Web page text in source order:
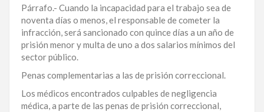
Párrafo.- Cuando la incapacidad para el trabajo sea de
noventa días o menos, el responsable de cometer la
infracción, será sancionado con quince días a un año de
prisión menor y multa de uno a dos salarios mínimos del
sector público.
Penas complementarias a las de prisión correccional.
Los médicos encontrados culpables de negligencia
médica, a parte de las penas de prisión correccional,